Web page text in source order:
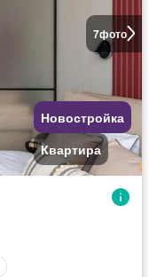
7фото
Новостройка
Квартира